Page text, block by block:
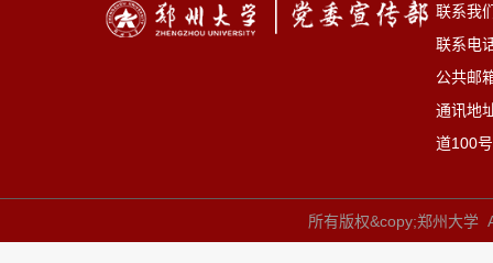
联系我
联系电
公共邮
通讯地
道100号
所有版权&copy;郑州大学